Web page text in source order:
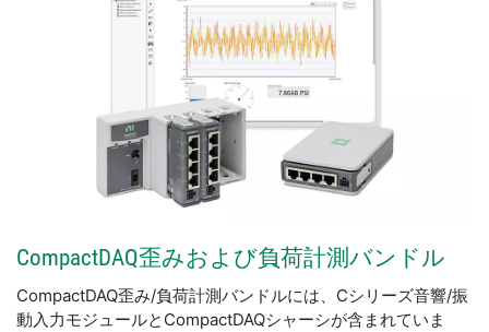
CompactDAQ歪みおよび負荷計測バンドル
CompactDAQ歪み/負荷計測バンドルには、Cシリーズ音響/振
動入力モジュールとCompactDAQシャーシが含まれていま